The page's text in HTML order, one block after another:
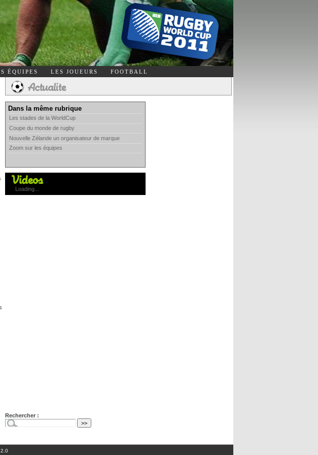
ÉQUIPES LES JOUEURS FOOTBALL
Dans la même rubrique
Les stades de la WorldCup
Coupe du monde de rugby
Nouvelle Zélande un organisateur de marque
Zoom sur les équipes
Loading...
Rechercher :